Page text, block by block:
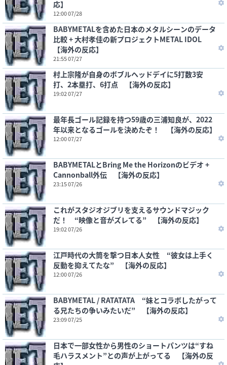
応】
12:00 07/28
BABYMETALを含めた日本のメタルシーンのデータ
比較 + 大村孝佳の新プロジェクトMETAL IDOL
【海外の反応】
21:55 07/27
村上宗隆が自身のボブルヘッドデイに5打数3安
打、2本塁打、6打点 【海外の反応】
19:02 07/27
最年長ゴール記録を持つ59歳の三浦知良が、2022
年以来となるゴールを決めたぞ！ 【海外の反応】
12:00 07/27
BABYMETALとBring Me the Horizonのビデオ +
Cannonball外伝 【海外の反応】
23:15 07/26
これがスタジオジブリを支えるサウンドマジック
だ！ “映像と音がズレてる” 【海外の反応】
19:02 07/26
江戸時代の大筒を撃つ日本人女性 “彼女は上手く
反動を抑えてたな” 【海外の反応】
12:00 07/26
BABYMETAL / RATATATA “妹とコラボしたがって
る兄たちの争いみたいだ” 【海外の反応】
23:09 07/25
日本で一部女性から男性のショートパンツは“すね
毛ハラスメント”との声が上がってる 【海外の反